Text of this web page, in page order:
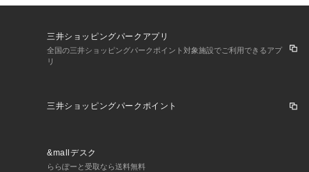
三井ショッピングパークアプリ
全国の三井ショッピングパークポイント対象施設でご利用できるアプ
リ
三井ショッピングパークポイント
&mallデスク
ららぽーと受取なら送料無料